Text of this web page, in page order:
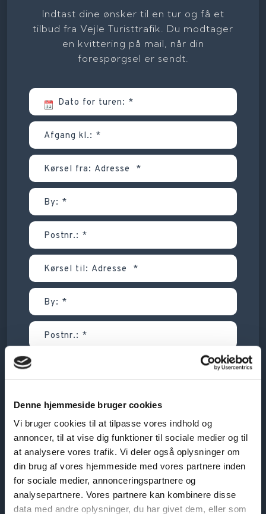
Denne hjemmeside bruger cookies
Vi bruger cookies til at tilpasse vores indhold og
annoncer, til at vise dig funktioner til sociale medier og til
at analysere vores trafik. Vi deler også oplysninger om
din brug af vores hjemmeside med vores partnere inden
for sociale medier, annonceringspartnere og
analysepartnere. Vores partnere kan kombinere disse
data med andre oplysninger, du har givet dem, eller som
Indtast dine ønsker til en tur og få et
tilbud fra Vejle Turisttrafik. Du modtager
en kvittering på mail, når din
forespørgsel er sendt.​